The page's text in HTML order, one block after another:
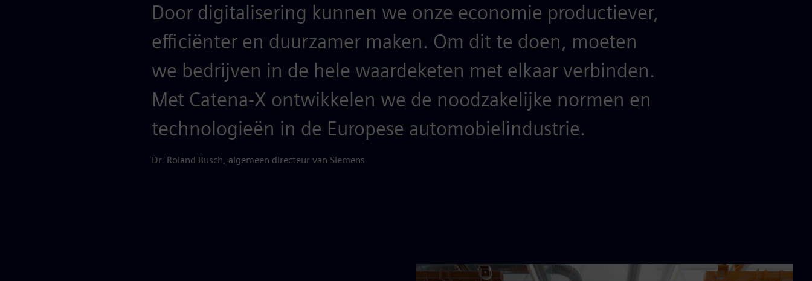
Door digitalisering kunnen we onze economie productiever,
efficiënter en duurzamer maken. Om dit te doen, moeten
we bedrijven in de hele waardeketen met elkaar verbinden.
Met Catena-X ontwikkelen we de noodzakelijke normen en
technologieën in de Europese automobielindustrie.
Dr. Roland Busch, algemeen directeur van Siemens